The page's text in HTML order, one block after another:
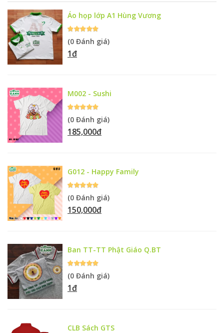
Áo họp lớp A1 Hùng Vương
(0 Đánh giá)
1đ
M002 - Sushi
(0 Đánh giá)
185,000đ
G012 - Happy Family
(0 Đánh giá)
150,000đ
Ban TT-TT Phật Giáo Q.BT
(0 Đánh giá)
1đ
CLB Sách GTS